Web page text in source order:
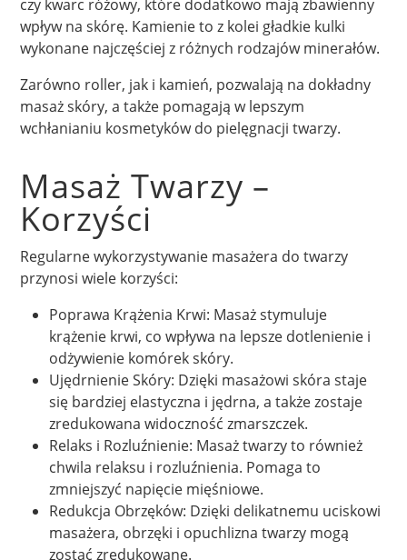
czy kwarc różowy, które dodatkowo mają zbawienny
wpływ na skórę. Kamienie to z kolei gładkie kulki
wykonane najczęściej z różnych rodzajów minerałów.
Zarówno roller, jak i kamień, pozwalają na dokładny
masaż skóry, a także pomagają w lepszym
wchłanianiu kosmetyków do pielęgnacji twarzy.
Masaż Twarzy –
Korzyści
Regularne wykorzystywanie masażera do twarzy
przynosi wiele korzyści:
Poprawa Krążenia Krwi: Masaż stymuluje
krążenie krwi, co wpływa na lepsze dotlenienie i
odżywienie komórek skóry.
Ujędrnienie Skóry: Dzięki masażowi skóra staje
się bardziej elastyczna i jędrna, a także zostaje
zredukowana widoczność zmarszczek.
Relaks i Rozluźnienie: Masaż twarzy to również
chwila relaksu i rozluźnienia. Pomaga to
zmniejszyć napięcie mięśniowe.
Redukcja Obrzęków: Dzięki delikatnemu uciskowi
masażera, obrzęki i opuchlizna twarzy mogą
zostać zredukowane.